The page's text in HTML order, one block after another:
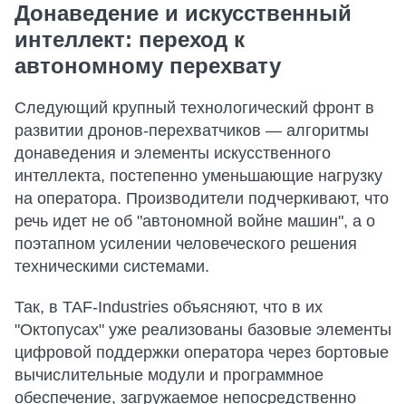
Донаведение и искусственный
интеллект: переход к
автономному перехвату
Следующий крупный технологический фронт в
развитии дронов-перехватчиков — алгоритмы
донаведения и элементы искусственного
интеллекта, постепенно уменьшающие нагрузку
на оператора. Производители подчеркивают, что
речь идет не об "автономной войне машин", а о
поэтапном усилении человеческого решения
техническими системами.
Так, в TAF-Industries объясняют, что в их
"Октопусах" уже реализованы базовые элементы
цифровой поддержки оператора через бортовые
вычислительные модули и программное
обеспечение, загружаемое непосредственно